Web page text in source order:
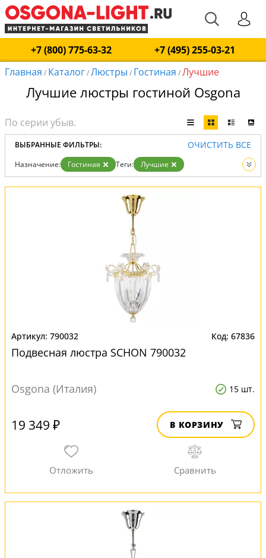
+7 (800) 775-63-32
+7 (495) 255-03-21
Главная / Каталог/Люстры / Гостиная /Лучшие
Лучшие люстры гостиной Osgona
ВЫБРАННЫЕ ФИЛЬТРЫ: ОЧИСТИТЬ ВСЕ
Назначение: Гостиная Теги:
Лучшие
Вид:
Люстры
790032 67836
Подвесная люстра SCHON 790032
Osgona (Италия) 15 шт.
19 349 ₽ В КОРЗИНУ